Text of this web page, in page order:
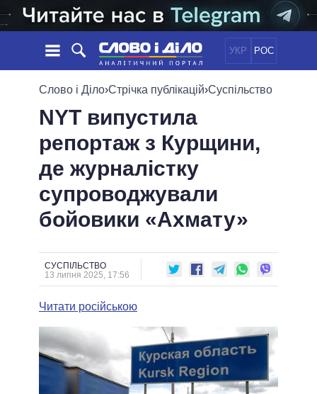
УКР РОС
НОВИНИ
СТРІЧКА
ПОДІЇ
СТАТТІ
ДУМКИ
ОГЛЯДИ
ДАЙДЖЕСТИ
ПОЛІТИКА
ЕКОНОМІКА
СУСПІЛЬСТВО
СВІТ
ОБIЦЯНКИ
ПОЛIТИКИ
УСІ ПОЛІТИКИ
ПРЕЗИДЕНТ І ОФІС
ВЕРХОВНА РАДА
ГОЛОВИ ОБЛАДМІНІСТРАЦІЙ
МЕРИ МІСТ
ВСІ ПЕРСОНИ
ІНФОГРАФІКА
ВІДЕО
ПОРІВНЯННЯ ПОЛІТИКІВ
Слово і Діло›Стрічка публікацій›Суспільство
NYT випустила
репортаж з Курщини,
де журналістку
супроводжували
бойовики «Ахмату»
СУСПІЛЬСТВО
13 липня 2025, 17:56
Читати російською